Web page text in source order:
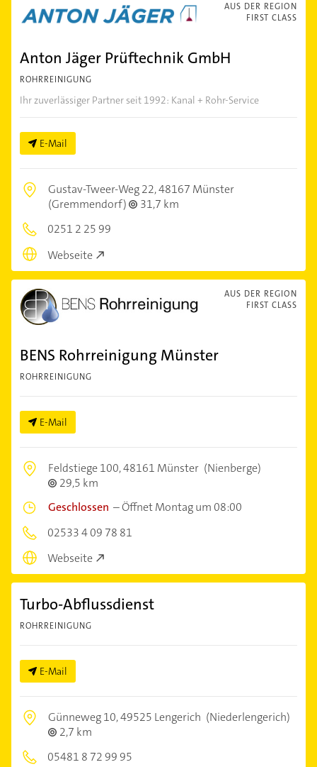
AUS DER REGION
FIRST CLASS
Anton Jäger Prüftechnik GmbH
ROHRREINIGUNG
Ihr zuverlässiger Partner seit 1992: Kanal + Rohr-Service
E-Mail
Gustav-Tweer-Weg 22,48167 Münster
(Gremmendorf)
31,7 km
0251 2 25 99
Webseite
AUS DER REGION
FIRST CLASS
BENS Rohrreinigung Münster
ROHRREINIGUNG
E-Mail
Feldstiege 100,48161 Münster (Nienberge)
29,5 km
Geschlossen –Öffnet Montag um 08:00
02533 4 09 78 81
Webseite
Turbo-Abflussdienst
ROHRREINIGUNG
E-Mail
Günneweg 10,49525 Lengerich (Niederlengerich)
2,7 km
05481 8 72 99 95